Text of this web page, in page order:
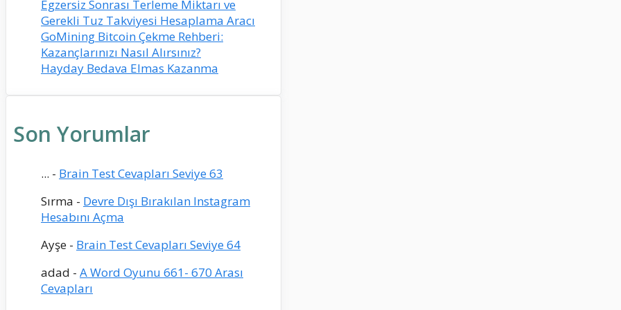
Egzersiz Sonrası Terleme Miktarı ve
Gerekli Tuz Takviyesi Hesaplama Aracı
GoMining Bitcoin Çekme Rehberi:
Kazançlarınızı Nasıl Alırsınız?
Hayday Bedava Elmas Kazanma
Son Yorumlar
... - Brain Test Cevapları Seviye 63
Sırma - Devre Dışı Bırakılan Instagram
Hesabını Açma
Ayşe - Brain Test Cevapları Seviye 64
adad - A Word Oyunu 661- 670 Arası
Cevapları